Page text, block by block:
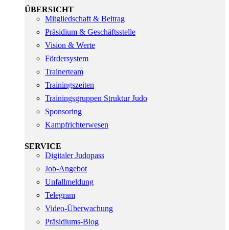
ÜBERSICHT
Mitgliedschaft & Beitrag
Präsidium & Geschäftsstelle
Vision & Werte
Fördersystem
Trainerteam
Trainingszeiten
Trainingsgruppen Struktur Judo
Sponsoring
Kampfrichterwesen
SERVICE
Digitaler Judopass
Job-Angebot
Unfallmeldung
Telegram
Video-Überwachung
Präsidiums-Blog